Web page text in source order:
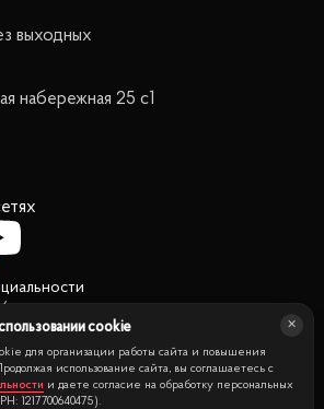
выходных
набережная 25 с1
информация, в т.ч. стоимости
характер и не является
Условия продажи квартиры могут быть
без уведомления.
cookie
для организации работы сайта и повышения
использование сайта, вы соглашаетесь с
и даете согласие на обработку персональных
1217700640475).